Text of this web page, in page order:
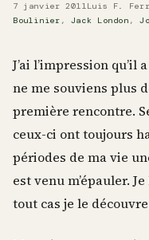
7 janvier 2011Luis F.
Boulinier , Jack London ,
J’ai l’impression qu’il
ne me souviens plus
première rencontre.
ceux-ci ont toujours
périodes de ma vie
est venu m’épauler.
tout cas je le